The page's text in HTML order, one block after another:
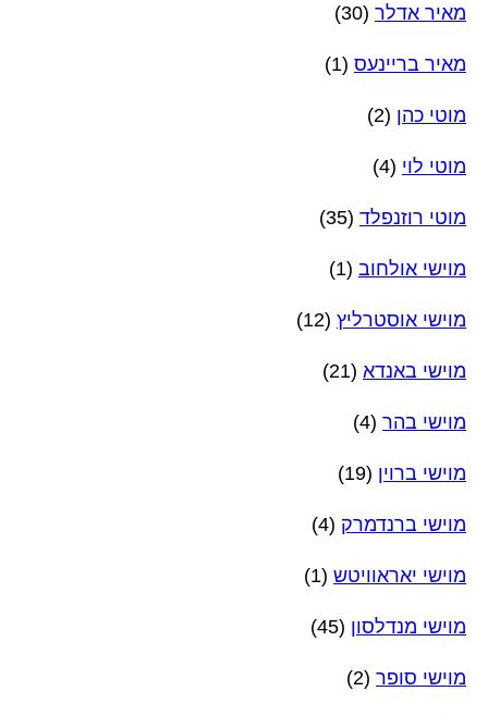
מאיר אדלר (30)
מאיר בריינעס (1)
מוטי כהן (2)
מוטי לוי (4)
מוטי רוזנפלד (35)
מוישי אולחוב (1)
מוישי אוסטרליץ (12)
מוישי באנדא (21)
מוישי בהר (4)
מוישי ברוין (19)
מוישי ברנדמרק (4)
מוישי יאראוויטש (1)
מוישי מנדלסון (45)
מוישי סופר (2)